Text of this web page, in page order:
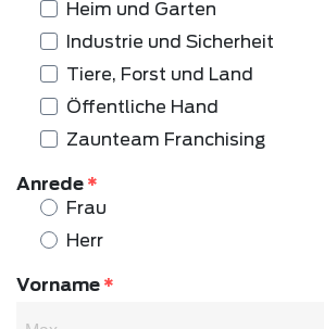
Heim und Garten
Industrie und Sicherheit
Tiere, Forst und Land
Öffentliche Hand
Zaunteam Franchising
Anrede
Frau
Herr
Vorname